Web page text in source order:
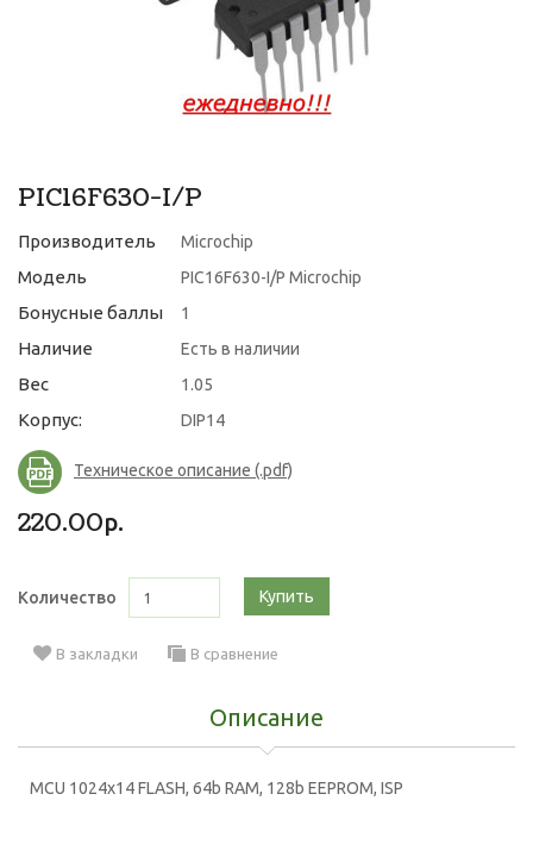
PIC16F630-I/P
Производитель Microchip
Модель PIC16F630-I/P Microchip
Бонусные баллы 1
Наличие Есть в наличии
Вес 1.05
Корпус: DIP14
Техническое описание (.pdf)
220.00р.
Количество Купить
В закладки В сравнение
Описание
MCU 1024x14 FLASH, 64b RAM, 128b EEPROM, ISP